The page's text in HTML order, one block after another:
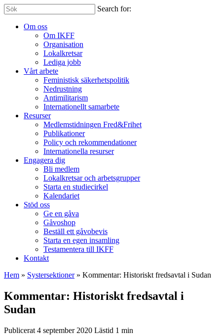
Search for:
Om oss
Om IKFF
Organisation
Lokalkretsar
Lediga jobb
Vårt arbete
Feministisk säkerhetspolitik
Nedrustning
Antimilitarism
Internationellt samarbete
Resurser
Medlemstidningen Fred&Frihet
Publikationer
Policy och rekommendationer
Internationella resurser
Engagera dig
Bli medlem
Lokalkretsar och arbetsgrupper
Starta en studiecirkel
Kalendariet
Stöd oss
Ge en gåva
Gåvoshop
Beställ ett gåvobevis
Starta en egen insamling
Testamentera till IKFF
Kontakt
Hem » Systersektioner » Kommentar: Historiskt fredsavtal i Sudan
Kommentar: Historiskt fredsavtal i
Sudan
Publicerat 4 september 2020